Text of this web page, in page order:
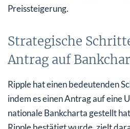
Preissteigerung.
Strategische
Antrag auf
Ripple hat einen bedeutenden
indem es einen Antrag auf eine
nationale Bankcharta gestellt